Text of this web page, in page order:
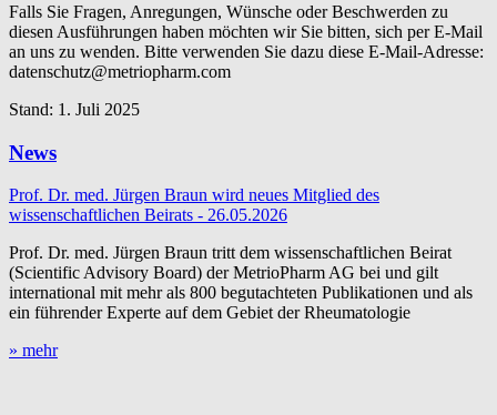
Falls Sie Fragen, Anregungen, Wünsche oder Beschwerden zu
diesen Ausführungen haben möchten wir Sie bitten, sich per E-Mail
an uns zu wenden. Bitte verwenden Sie dazu diese E-Mail-Adresse:
datenschutz@metriopharm.com
Stand: 1. Juli 2025
News
Prof. Dr. med. Jürgen Braun wird neues Mitglied des
wissenschaftlichen Beirats - 26.05.2026
Prof. Dr. med. Jürgen Braun tritt dem wissenschaftlichen Beirat
(Scientific Advisory Board) der MetrioPharm AG bei und gilt
international mit mehr als 800 begutachteten Publikationen und als
ein führender Experte auf dem Gebiet der Rheumatologie
» mehr